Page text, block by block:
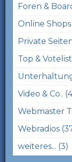
Foren &
Online Shops
Private
Top &
Video & Co..
Webmaster
Webradios
weiteres... (3)